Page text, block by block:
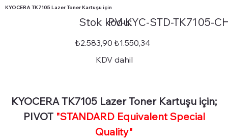
KYOCERA TK7105 Lazer Toner Kartuşu için
Stok kodu:
kodu:
STD-
TK7105-
PV-KYC-STD-TK7105-
Orijinal
fiyat
₺2.583,90 İndirimli
fiyat
₺1.550,34
KDV dahil
KYOCERA TK7105 Lazer Toner Kartuşu için;
PIVOT "STANDARD Equivalent Special
Quality"